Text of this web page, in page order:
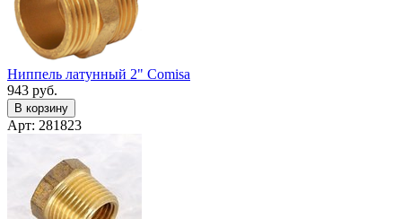
Ниппель латунный 2" Сomisa
943 руб.
В корзину
Арт: 281823